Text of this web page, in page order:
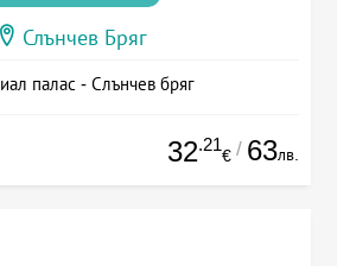
Слънчев Бряг
палас - Слънчев бряг
32.21
€ / 63лв.